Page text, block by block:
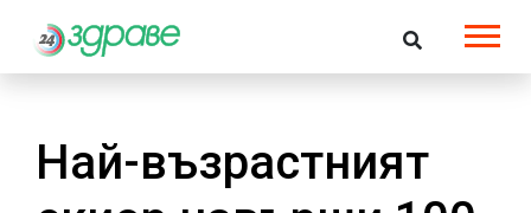
Най-възрастният